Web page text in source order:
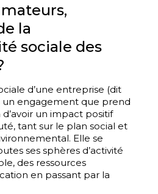
la
sociale des
d’une entreprise (dit
un engagement que prend
un impact positif
tant sur le plan social et
Elle se
ses sphères d’activité
des ressources
en passant par la